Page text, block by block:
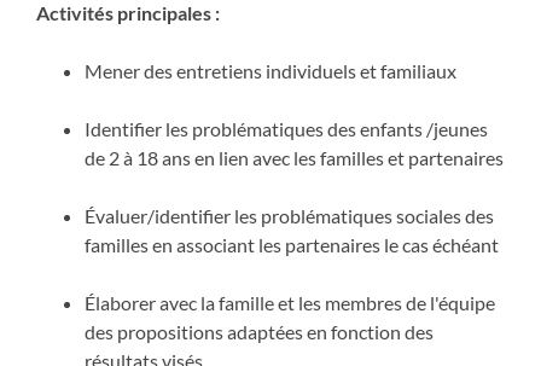
Activités principales :
Mener des entretiens individuels et familiaux
Identifier les problématiques des enfants /jeunes
de 2 à 18 ans en lien avec les familles et partenaires
Évaluer/identifier les problématiques sociales des
familles en associant les partenaires le cas échéant
Élaborer avec la famille et les membres de l'équipe
des propositions adaptées en fonction des
résultats visés